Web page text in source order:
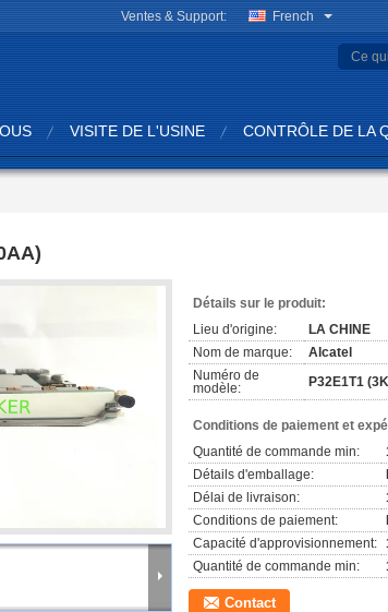
Ventes & Support: French
VISITE DE L'USINE CONTRÔLE DE LA
Détails sur le produit:
Lieu d'origine:
LA CHINE
Nom de marque:
Alcatel
Numéro de
modèle:
P32E1T1
Conditions de paiement et
Quantité de commande min:
Détails d'emballage:
Délai de livraison:
Conditions de paiement:
Capacité d'approvisionnement:
Quantité de commande min:
Contact